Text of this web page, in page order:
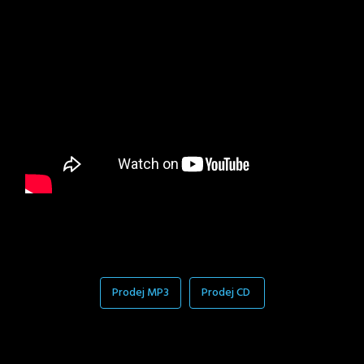
Prodej MP3 Prodej CD